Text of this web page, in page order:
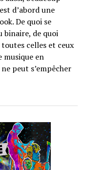
d’abord une
De quoi se
binaire, de quoi
celles et ceux
en
peut s’empêcher